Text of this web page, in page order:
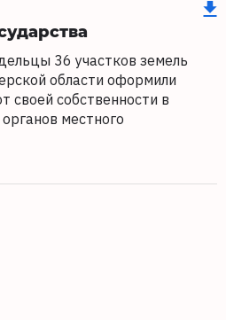
36 участков земель
области оформили
своей собственности в
местного